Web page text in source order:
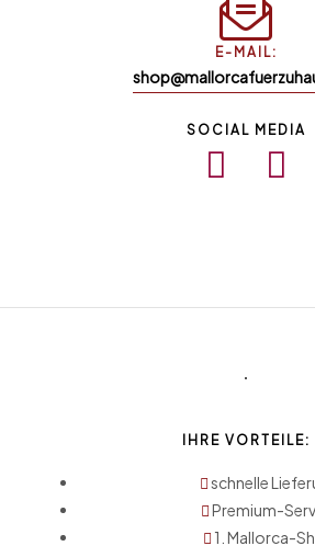
E-MAIL:
SOCIAL MEDIA
IHRE VORTEILE:
schnelle
Premium-
1. Mallorca-